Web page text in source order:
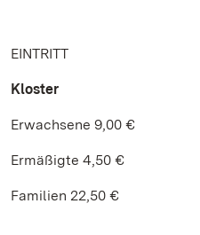
EINTRITT
Kloster
Erwachsene 9,00 €
Ermäßigte 4,50 €
Familien 22,50 €